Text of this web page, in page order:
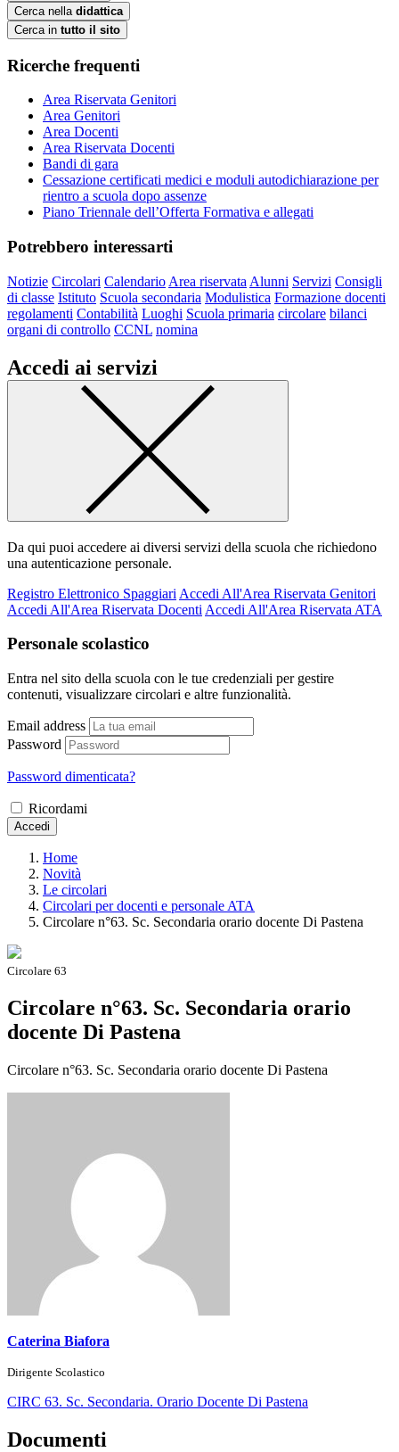
Cerca nella didattica
Cerca in tutto il sito
Ricerche frequenti
Area Riservata Genitori
Area Genitori
Area Docenti
Area Riservata Docenti
Bandi di gara
Cessazione certificati medici e moduli autodichiarazione per
rientro a scuola dopo assenze
Piano Triennale dell’Offerta Formativa e allegati
Potrebbero interessarti
Notizie Circolari Calendario Area riservata Alunni Servizi Consigli
di classe Istituto Scuola secondaria Modulistica Formazione docenti
regolamenti Contabilità Luoghi Scuola primaria circolare bilanci
organi di controllo CCNL nomina
Accedi ai servizi
Da qui puoi accedere ai diversi servizi della scuola che richiedono
una autenticazione personale.
Registro Elettronico Spaggiari Accedi All'Area Riservata Genitori
Accedi All'Area Riservata Docenti Accedi All'Area Riservata ATA
Personale scolastico
Entra nel sito della scuola con le tue credenziali per gestire
contenuti, visualizzare circolari e altre funzionalità.
Email address
Password
Password dimenticata?
Ricordami
Accedi
Home
Novità
Le circolari
Circolari per docenti e personale ATA
Circolare n°63. Sc. Secondaria orario docente Di Pastena
Circolare 63
Circolare n°63. Sc. Secondaria orario
docente Di Pastena
Circolare n°63. Sc. Secondaria orario docente Di Pastena
Caterina Biafora
Dirigente Scolastico
CIRC 63. Sc. Secondaria. Orario Docente Di Pastena
Documenti